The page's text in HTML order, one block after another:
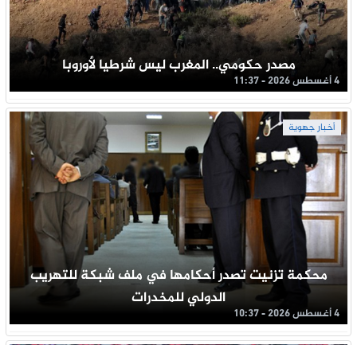
مصدر حكومي.. المغرب ليس شرطيا لأوروبا
4 أغسطس 2026 - 11:37
أخبار جهوية
محكمة تزنيت تصدر أحكامها في ملف شبكة للتهريب
الدولي للمخدرات
4 أغسطس 2026 - 10:37